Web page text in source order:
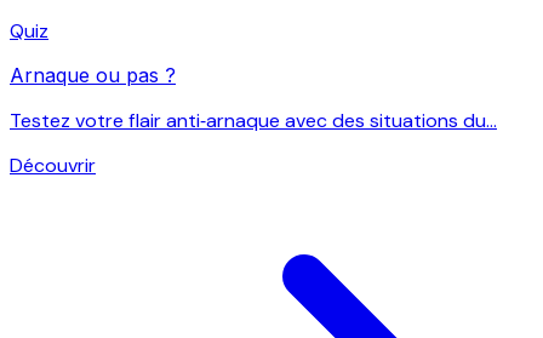
Quiz
Arnaque ou pas ?
Testez votre flair anti‑arnaque avec des situations du...
Découvrir